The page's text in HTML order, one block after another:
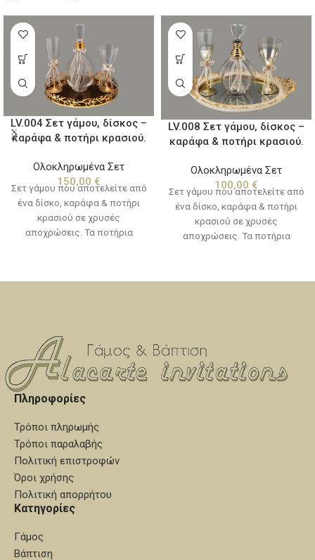
LV.004 Σετ γάμου, δίσκος –
καράφα & ποτήρι κρασιού.
Ολοκληρωμένα Σετ
150,00 €
Σετ γάμου που αποτελείτε από
ένα δίσκο, καράφα & ποτήρι
κρασιού σε χρυσές
αποχρώσεις. Τα ποτήρια
LV.008 Σετ γάμου, δίσκος –
καράφα & ποτήρι κρασιού.
Ολοκληρωμένα Σετ
100,00 €
Σετ γάμου που αποτελείτε από
ένα δίσκο, καράφα & ποτήρι
κρασιού σε χρυσές
αποχρώσεις. Τα ποτήρια
"καράφες - ποτήρια".
Πληροφορίες
Τρόποι πληρωμής
Τρόποι παραλαβής
Πολιτική επιστροφών
Όροι χρήσης
Πολιτική απορρήτου
Κατηγορίες
Γάμος
Βάπτιση